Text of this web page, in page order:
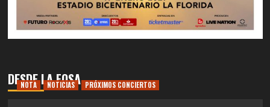
DESDE LA FOSA
NOTA NOTICIAS PRÓXIMOS CONCIERTOS